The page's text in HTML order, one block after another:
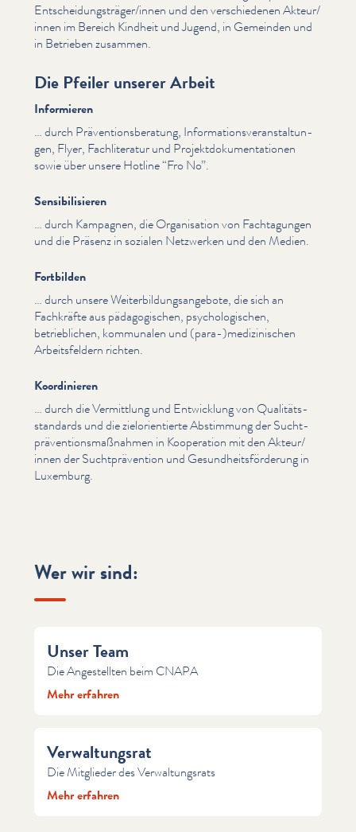
Entscheidungsträger/​innen und den ver­schiede­nen Akteur/​
innen im Bereich Kindheit und Jugend, in Gemeinden und
in Betrieben zusammen.
Die Pfeiler unserer Arbeit
Informieren
… durch Präven­tions­ber­atung, Infor­ma­tionsver­anstal­tun­
gen, Flyer, Fach­lit­er­atur und Pro­jek­t­doku­men­ta­tio­nen
sowie über unsere Hotline“Fro No”.
Sensibilisieren
… durch Kampagnen, die Organ­i­sa­tion von Fach­ta­gun­gen
und die Präsenz in sozialen Netzwerken und den Medien.
Fortbilden
… durch unsere Weit­er­bil­dungsange­bote, die sich an
Fachkräfte aus päd­a­gogis­chen, psy­chol­o­gis­chen,
betrieblichen, kommunalen und (para-)medizinischen
Arbeits­feldern richten.
Koordinieren
… durch die Vermittlung und Entwicklung von Qual­itäts­
stan­dards und die zielo­ri­en­tierte Abstimmung der Sucht­
präven­tion­s­maß­nah­men in Kooperation mit den Akteur/​
innen der Sucht­präven­tion und Gesund­heits­förderung in
Luxemburg.
Wer wir sind:
Unser Team
Die Angestellten beim CNAPA
Mehr erfahren
Verwaltungsrat
Die Mitglieder des Verwaltungsrats
Mehr erfahren